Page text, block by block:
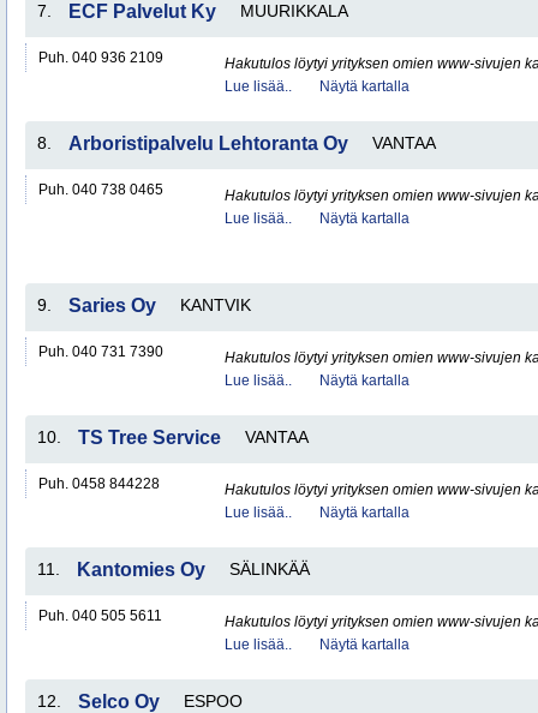
7. ECF Palvelut Ky MUURIKKALA
Puh. 040 936 2109
Hakutulos löytyi yrityksen omien www-sivujen
Lue lisää..
Näytä kartalla
8. Arboristipalvelu Lehtoranta Oy VANTAA
Puh. 040 738 0465
Hakutulos löytyi yrityksen omien www-sivujen
Lue lisää..
Näytä kartalla
9. Saries Oy KANTVIK
Puh. 040 731 7390
Hakutulos löytyi yrityksen omien www-sivujen
Lue lisää..
Näytä kartalla
10. TS Tree Service VANTAA
Puh. 0458 844228
Hakutulos löytyi yrityksen omien www-sivujen
Lue lisää..
Näytä kartalla
11. Kantomies Oy SÄLINKÄÄ
Puh. 040 505 5611
Hakutulos löytyi yrityksen omien www-sivujen
Lue lisää..
Näytä kartalla
12. Selco Oy ESPOO